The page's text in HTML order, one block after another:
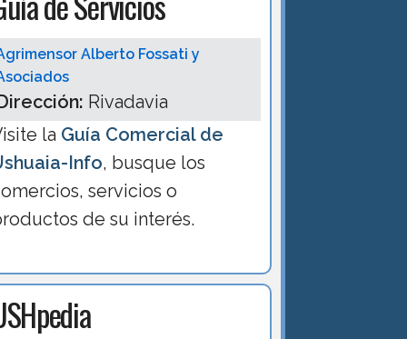
Alberto Fossati y
Rivadavia
la Guía Comercial de
Info, busque los
servicios o
de su interés.